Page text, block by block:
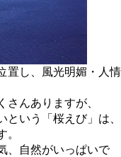
置し、風光明媚・人情
んありますが、
いう「桜えび」は、
。
、自然がいっぱいで